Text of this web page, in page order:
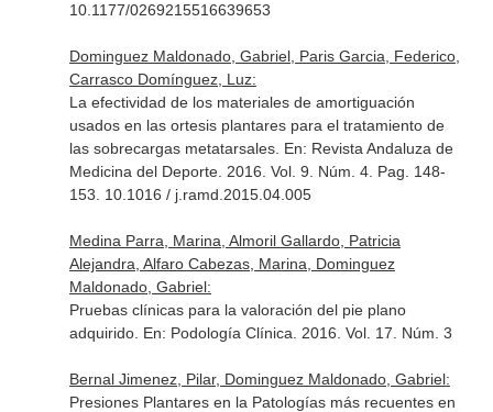
10.1177/0269215516639653
Dominguez Maldonado, Gabriel, Paris Garcia, Federico,
Carrasco Domínguez, Luz:
La efectividad de los materiales de amortiguación
usados en las ortesis plantares para el tratamiento de
las sobrecargas metatarsales. En: Revista Andaluza de
Medicina del Deporte. 2016. Vol. 9. Núm. 4. Pag. 148-
153. 10.1016 / j.ramd.2015.04.005
Medina Parra, Marina, Almoril Gallardo, Patricia
Alejandra, Alfaro Cabezas, Marina, Dominguez
Maldonado, Gabriel:
Pruebas clínicas para la valoración del pie plano
adquirido. En: Podología Clínica . 2016. Vol. 17. Núm. 3
Bernal Jimenez, Pilar, Dominguez Maldonado, Gabriel:
Presiones Plantares en la Patologías más recuentes en